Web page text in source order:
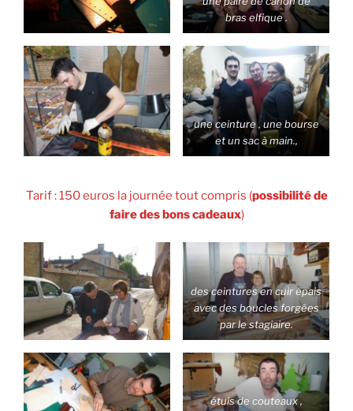
bras elfique .
une ceinture , une bourse
et un sac à main.,
Tarif : 150 euros la journée tout compris (possibilité de
faire des bons cadeaux)
des ceintures en cuir épais
avec des boucles forgées
par le stagiaire.
étuis de couteaux ,